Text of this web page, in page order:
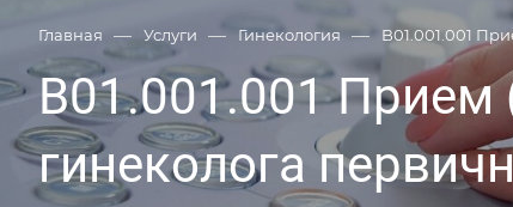
Главная — Услуги — Гинекология — B01.001.001
B01.001.001 Прием
гинеколога